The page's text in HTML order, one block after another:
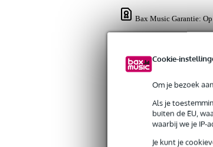
Cookie-
Om je bezoek
Als je
buiten de EU,
waarbij we je IP-
Je kunt je
Bax Music Garantie:
Op dit product krijg je
Algemeen
Maar liefst 10 meter
Specificaties
Productkenmerken